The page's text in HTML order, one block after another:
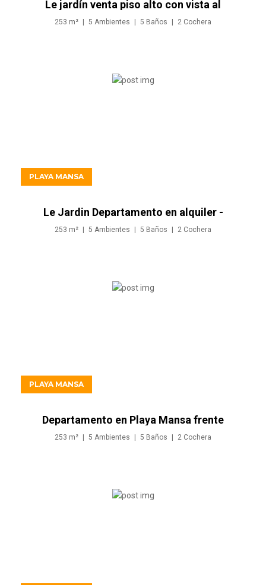
Le jardín venta piso alto con vista al
253 m² 5 Ambientes 5 Baños 2 Cochera
PLAYA MANSA
Le Jardin Departamento en alquiler -
Playa Mansa
253 m² 5 Ambientes 5 Baños 2 Cochera
PLAYA MANSA
Departamento en Playa Mansa frente
253 m² 5 Ambientes 5 Baños 2 Cochera